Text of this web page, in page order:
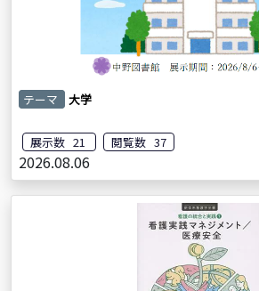
テーマ 大学
展示数 21 閲覧数 37
2026.08.06